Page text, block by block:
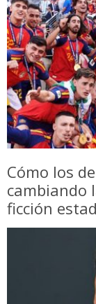
Cómo los
cambiando
ficción